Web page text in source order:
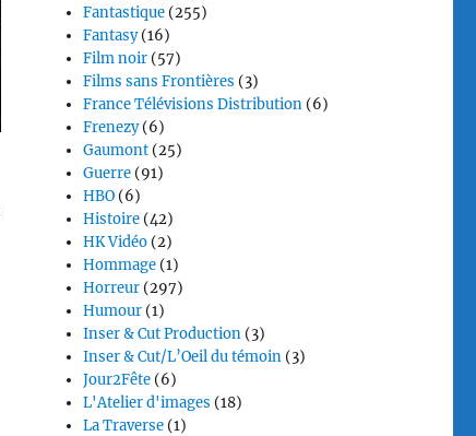
Fantastique (255)
Fantasy(16)
Film noir (57)
Films sans Frontières (3)
France Télévisions Distribution (6)
Frenezy(6)
Gaumont (25)
Guerre (91)
HBO (6)
Histoire (42)
HK Vidéo (2)
Hommage (1)
Horreur (297)
Humour (1)
Inser & Cut Production (3)
Inser & Cut/L’Oeil du témoin (3)
Jour2Fête (6)
L'Atelier d'images (18)
La Traverse (1)